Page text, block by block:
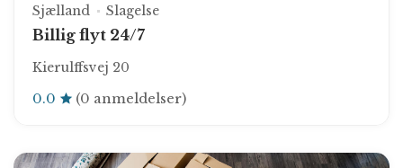
Sjælland Slagelse
Billig flyt 24/7
Kierulffsvej 20
0.0 (0 anmeldelser)